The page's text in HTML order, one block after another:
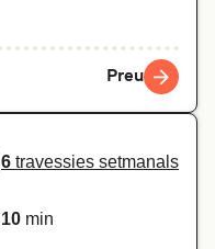
Preu
6 travessies setmanals
10 min